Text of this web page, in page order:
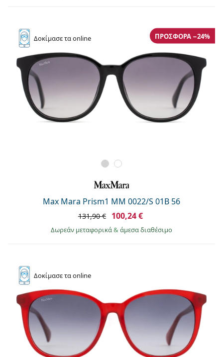
Όλες οι μάρκες
Δοκίμασετα online
Max Mara Prism1 MM 0022/S 01B 56
ΠΡΟΣΦΟΡΆ −24%
131,90 € 100,24 €
Δωρεάν μεταφορικά& άμεσα διαθέσιμο
Δοκίμασετα online